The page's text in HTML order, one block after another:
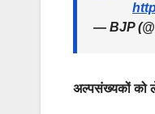
— BJP
अल्पसंख्यकों को